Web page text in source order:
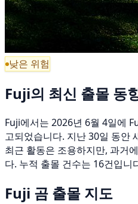
낮은 위험
Fuji의 최신 출몰 동
Fuji에서는 2026년 6월 4일에
고되었습니다. 지난 30일 동안
최근 활동은 조용하지만, 과거
다. 누적 출몰 건수는 16건입니
Fuji 곰 출몰 지도